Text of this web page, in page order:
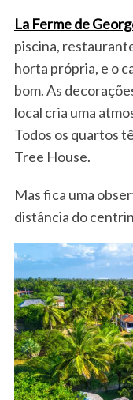
La Ferme de
piscina,
horta própria, e o
bom. As
local cria uma
Todos os quartos
Tree House.
Mas fica uma
distância do